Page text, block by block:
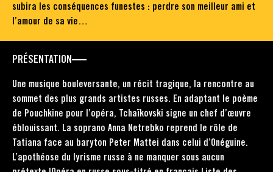
subira les conséquences funestes : perdre son meilleur ami et
l’amour de sa vie…
PRÉSENTATION
Une musique bouleversante, un récit tragique, la rencontre au
sommet des plus grands artistes russes. En adaptant le poème
de Pouchkine pour l’opéra, Tchaïkovski signe un chef d’œuvre
éblouissant. La soprano Anna Netrebko reprend le rôle de
Tatiana face au baryton Peter Mattei dans celui d’Onéguine.
L’apothéose du lyrisme russe à ne manquer sous aucun